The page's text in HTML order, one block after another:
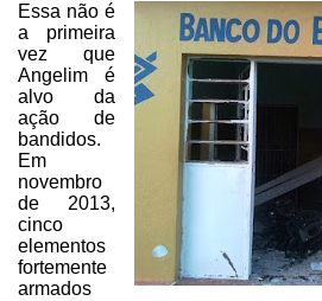
Essa não é
a primeira
vez que
Angelim é
alvo da
ação de
bandidos.
Em
novembro
de 2013,
cinco
elementos
fortemente
armados